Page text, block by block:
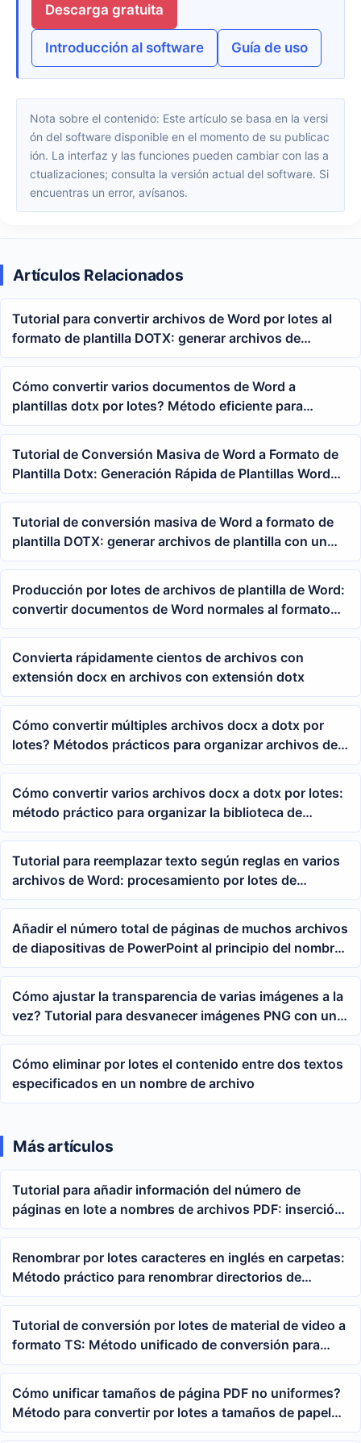
Descarga gratuita
Introducción al software Guía de uso
Nota sobre el contenido: Este artículo se basa en la versi
ón del software disponible en el momento de su publicac
ión. La interfaz y las funciones pueden cambiar con las a
ctualizaciones; consulta la versión actual del software. Si
encuentras un error, avísanos.
Artículos Relacionados
Tutorial para convertir archivos de Word por lotes al
formato de plantilla DOTX: generar archivos de
plantilla a partir de múltiples archivos docx con un
Cómo convertir varios documentos de Word a
plantillas dotx por lotes? Método eficiente para
convertir docx a plantillas de Word
Tutorial de Conversión Masiva de Word a Formato de
Plantilla Dotx: Generación Rápida de Plantillas Word
desde Documentos Docx
Tutorial de conversión masiva de Word a formato de
plantilla DOTX: generar archivos de plantilla con un
solo clic desde documentos docx y doc
Producción por lotes de archivos de plantilla de Word:
convertir documentos de Word normales al formato
dotx de manera uniforme
Convierta rápidamente cientos de archivos con
extensión docx en archivos con extensión dotx
Cómo convertir múltiples archivos docx a dotx por
lotes? Métodos prácticos para organizar archivos de
plantilla de Word
Cómo convertir varios archivos docx a dotx por lotes:
método práctico para organizar la biblioteca de
plantillas de Word
Tutorial para reemplazar texto según reglas en varios
archivos de Word: procesamiento por lotes de
palabras clave en doc y docx con fórmulas regulares
Añadir el número total de páginas de muchos archivos
de diapositivas de PowerPoint al principio del nombre
del archivo
Cómo ajustar la transparencia de varias imágenes a la
vez? Tutorial para desvanecer imágenes PNG con un
solo clic
Cómo eliminar por lotes el contenido entre dos textos
especificados en un nombre de archivo
Más artículos
Tutorial para añadir información del número de
páginas en lote a nombres de archivos PDF: inserción
automática del número total de páginas al inicio o al
Renombrar por lotes caracteres en inglés en carpetas:
Método práctico para renombrar directorios de
material de oficina
Tutorial de conversión por lotes de material de video a
formato TS: Método unificado de conversión para
MP4 y MOV
Cómo unificar tamaños de página PDF no uniformes?
Método para convertir por lotes a tamaños de papel
A4, A3, A1